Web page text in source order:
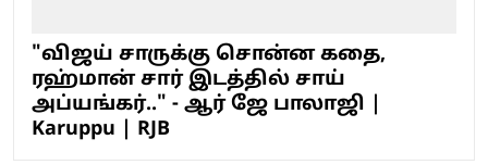
"விஜய் சாருக்கு சொன்ன கதை,
ரஹ்மான் சார் இடத்தில் சாய்
அப்யங்கர்.." - ஆர் ஜே பாலாஜி |
Karuppu | RJB